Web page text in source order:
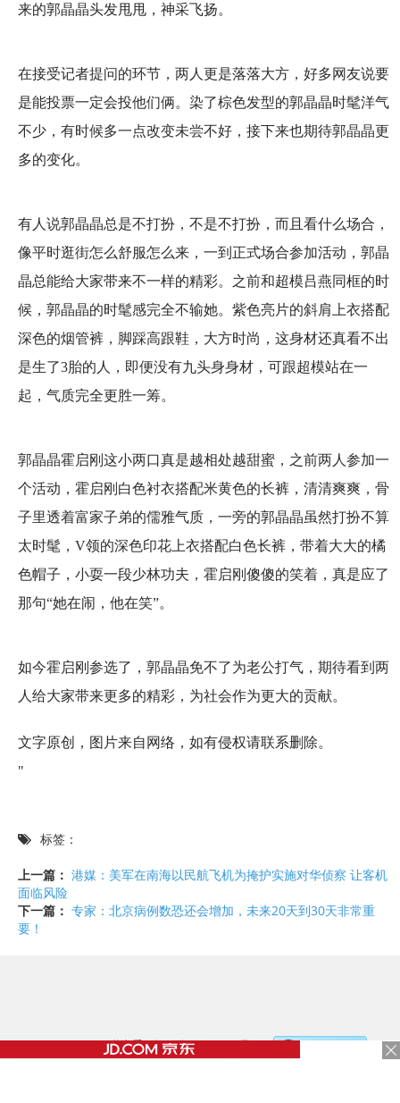
来的郭晶晶头发甩甩，神采飞扬。
在接受记者提问的环节，两人更是落落大方，好多网友说要
是能投票一定会投他们俩。染了棕色发型的郭晶晶时髦洋气
不少，有时候多一点改变未尝不好，接下来也期待郭晶晶更
多的变化。
有人说郭晶晶总是不打扮，不是不打扮，而且看什么场合，
像平时逛街怎么舒服怎么来，一到正式场合参加活动，郭晶
晶总能给大家带来不一样的精彩。之前和超模吕燕同框的时
候，郭晶晶的时髦感完全不输她。紫色亮片的斜肩上衣搭配
深色的烟管裤，脚踩高跟鞋，大方时尚，这身材还真看不出
是生了3胎的人，即便没有九头身身材，可跟超模站在一
起，气质完全更胜一筹。
郭晶晶霍启刚这小两口真是越相处越甜蜜，之前两人参加一
个活动，霍启刚白色衬衣搭配米黄色的长裤，清清爽爽，骨
子里透着富家子弟的儒雅气质，一旁的郭晶晶虽然打扮不算
太时髦，V领的深色印花上衣搭配白色长裤，带着大大的橘
色帽子，小耍一段少林功夫，霍启刚傻傻的笑着，真是应了
那句“她在闹，他在笑”。
如今霍启刚参选了，郭晶晶免不了为老公打气，期待看到两
人给大家带来更多的精彩，为社会作为更大的贡献。
文字原创，图片来自网络，如有侵权请联系删除。
"
标签：
上一篇： 港媒：美军在南海以民航飞机为掩护实施对华侦察 让客机
面临风险
下一篇： 专家：北京病例数恐还会增加，未来20天到30天非常重
要！
©2017 - 2020 / 信息看 /粤ICP备17153186号-2，